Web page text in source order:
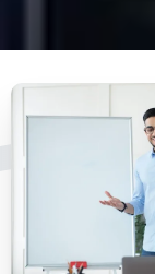
vos
données
droits,